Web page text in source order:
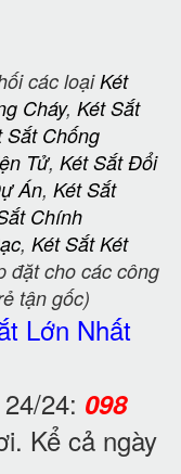
các loạiKét
Cháy, Két Sắt
Sắt Chống
Tử, Két Sắt Đổi
Án, Két Sắt
Chính
, Két Sắt Két
đặt cho các công
tận gốc)
Lớn Nhất
24: 098
Kể cả ngày